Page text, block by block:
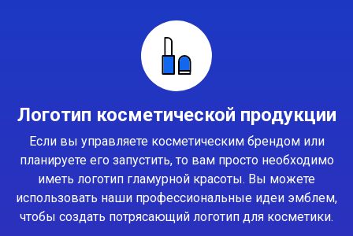
Логотип косметической продукции
Если вы управляете косметическим брендом или
планируете его запустить, то вам просто необходимо
иметь логотип гламурной красоты. Вы можете
использовать наши профессиональные идеи эмблем,
чтобы создать потрясающий логотип для косметики.